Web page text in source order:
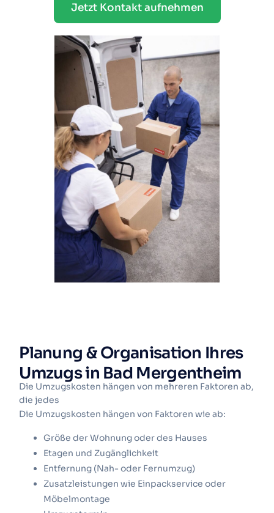
Jetzt Kontakt aufnehmen
Planung & Organisation Ihres
Umzugs in Bad Mergentheim
Die Umzugskosten hängen von mehreren Faktoren ab,
die jedes
Die Umzugskosten hängen von Faktoren wie ab:
Größe der Wohnung oder des Hauses
Etagen und Zugänglichkeit
Entfernung (Nah- oder Fernumzug)
Zusatzleistungen wie Einpackservice oder
Möbelmontage